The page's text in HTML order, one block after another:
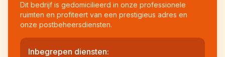
Dit bedrijf is gedomicilieerd in onze professionele
ruimten en profiteert van een prestigieus adres en
onze postbeheersdiensten.
Inbegrepen diensten: